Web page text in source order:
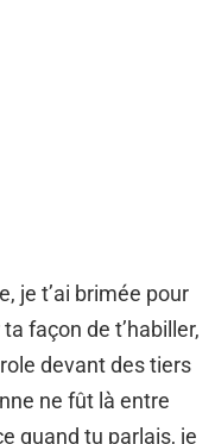
je t’ai brimée pour
façon de t’habiller,
devant des tiers
ne fût là entre
quand tu parlais, je